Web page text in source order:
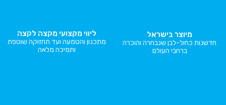
מיוצר בישראל
חדשנות כחול-לבן שנבחרה והוכרה
ברחבי העולם
ליווי מקצועי מקצה לקצה
מתכנון והטמעה ועד תחזוקה שוטפת
ותמיכה מלאה